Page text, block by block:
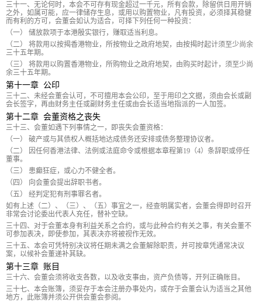
三十一、无论何时，本会不可存有现金超过一千元，所有会款，除留供日用开销
之外，如属可能，应一律储存生息，或用以购置物业，凡有投资，必须择其稳健
而有利的方可，会董会如认为适合，可择下列任何一种投资：
（一） 储放款项于本港殷实银行，赚取适当利息。
（二） 将款用以按揭香港物业，所按物业之政府地契，由按揭时起计须至少尚余
三十五年期。
（三） 将款用以购置香港物业，所购物业之政府地契，由购买时起计，须至少尚
余三十五年期。
第十一章 公印
三十二、未经会董会认可，不可擅用本会公印，至于用印之文据，须由会长或副
会长签字，再由财务主任或副财务主任或由会长适当地指派的一人加签。
第十二章 会董资格之丧失
三十三、会董如遇下列事情之一，即丧失会董资格：
（一） 破产或与其债权人概括地达成债务还安排或债务整理协议者。
（二） 因任何香港法律、法例或法庭命令或根据本章程第19（4）条辞职或停任
董事。
（三） 患癫狂症，或心力不健全者。
（四） 向会董会提出辞职书者。
（五） 经判定犯有刑事罪名者。
如有上述（二）、（三）、（五）事宜之一，经查明属实者，会董会得即时召开
非常会讨论委出代表人充任，替补空缺。
三十四、对于会董本身有利益关系之合约，或与此种合约有关之事，有关会董不
可参加表决，即使参加，其表决亦将被视作无效。
三十五、本会可凭特别决议将任期未满之会董解除职责，并可按章凭通常决议
案，以候补会董递补其缺。
第十三章 账目
三十六、会董会须将收支各数，以及收支事由，资产负债等，开列正确账目。
三十七、本会账簿，须妥存于本会注册办事处内，或存于会董会认为适当之其他
地方，此账簿并须公开供会董会参阅。